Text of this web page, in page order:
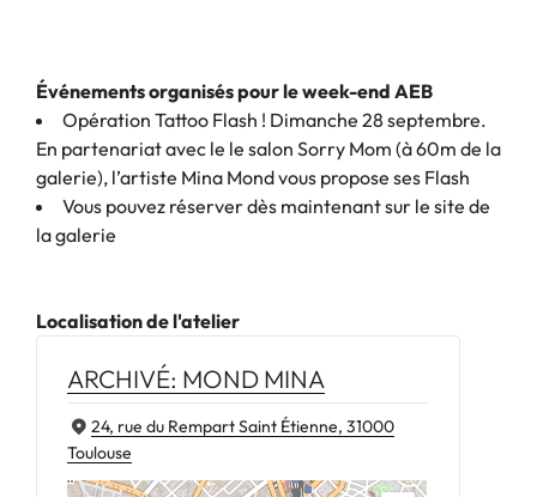
Événements organisés pour le week-end AEB
Opération Tattoo Flash ! Dimanche 28 septembre.
En partenariat avec le le salon Sorry Mom (à 60m de la
galerie), l’artiste Mina Mond vous propose ses Flash
Vous pouvez réserver dès maintenant sur le site de
la galerie
Localisation de l'atelier
ARCHIVÉ: MOND MINA
24, rue du Rempart Saint Étienne, 31000
Toulouse